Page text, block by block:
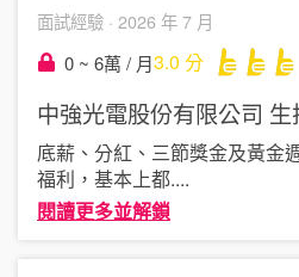
面試經驗 · 2026 年 7 月
0 ~ 6萬 / 月3.0 分
中強光電股份有限公司 生
底薪、分紅、三節獎金及黃金
福利，基本上都....
閱讀更多並解鎖